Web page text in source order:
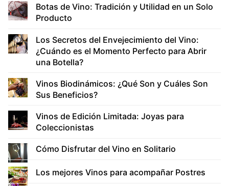
Botas de Vino: Tradición y Utilidad en un Solo
Producto
Los Secretos del Envejecimiento del Vino:
¿Cuándo es el Momento Perfecto para Abrir
una Botella?
Vinos Biodinámicos: ¿Qué Son y Cuáles Son
Sus Beneficios?
Vinos de Edición Limitada: Joyas para
Coleccionistas
Cómo Disfrutar del Vino en Solitario
Los mejores Vinos para acompañar Postres